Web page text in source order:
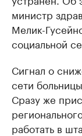
министр
Мелик-
социальной
Сигнал о
сети
Сразу же
работать в